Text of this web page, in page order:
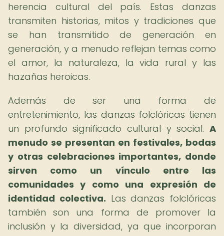
herencia cultural del país. Estas danzas
transmiten historias, mitos y tradiciones que
se han transmitido de generación en
generación, y a menudo reflejan temas como
el amor, la naturaleza, la vida rural y las
hazañas heroicas.
Además de ser una forma de
entretenimiento, las danzas folclóricas tienen
un profundo significado cultural y social. A
menudo se presentan en festivales, bodas
y otras celebraciones importantes, donde
sirven como un vínculo entre las
comunidades y como una expresión de
identidad colectiva. Las danzas folclóricas
también son una forma de promover la
inclusión y la diversidad, ya que incorporan